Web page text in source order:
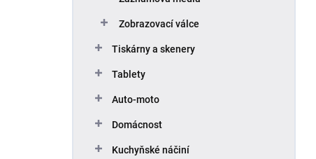
Zobrazovací válce
Tiskárny a skenery
Tablety
Auto-moto
Domácnost
Kuchyňské náčiní